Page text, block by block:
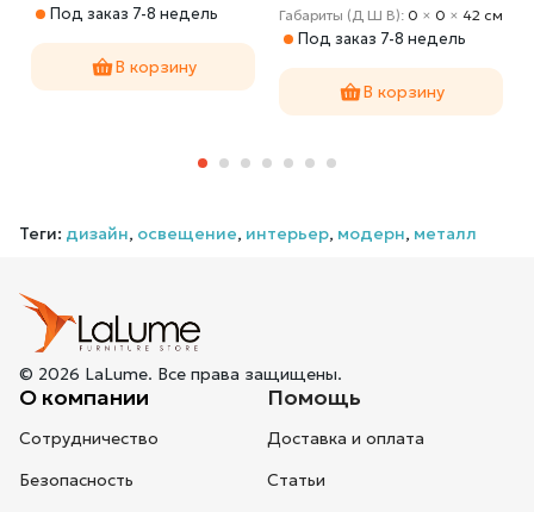
Под заказ 7-8 недель
В корзину
Габариты (Д Ш В): 0 × 0 × 42 cм
Под заказ 7-8 недель
В корзину
Теги: дизайн, освещение, интерьер, модерн, металл
© 2026 LaLume. Все права защищены.
О компании
Сотрудничество
Безопасность
Помощь
Доставка и оплата
Статьи